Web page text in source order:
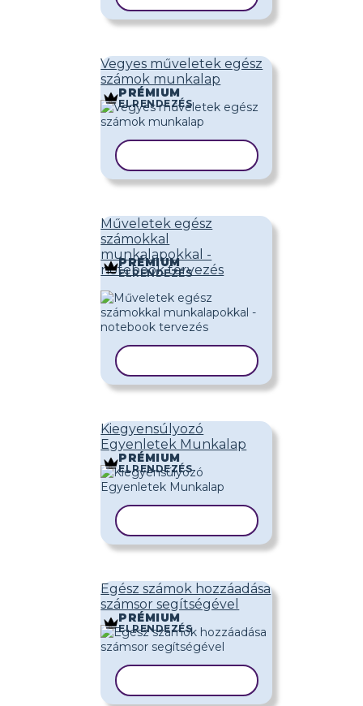
Vegyes műveletek egész
számok munkalap
PRÉMIUM
ELRENDEZÉS
Műveletek egész
számokkal
munkalapokkal -
notebook tervezés
PRÉMIUM
ELRENDEZÉS
Kiegyensúlyozó
Egyenletek Munkalap
PRÉMIUM
ELRENDEZÉS
Egész számok hozzáadása
számsor segítségével
PRÉMIUM
ELRENDEZÉS